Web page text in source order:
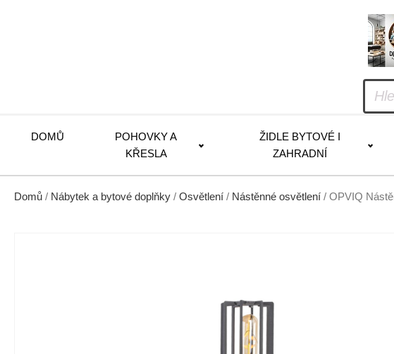
DOMŮ
POHOVKY A
KŘESLA
ŽIDLE BYTOVÉ I
ZAHRADNÍ
Domů / Nábytek a bytové doplňky / Osvětlení / Nástěnné osvětlení / OPVIQ